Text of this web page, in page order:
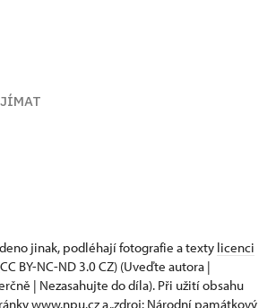
jinak, podléhají fotografie a texty licenci
BY-NC-ND 3.0 CZ) (Uveďte autora |
| Nezasahujte do díla). Při užití obsahu
www.npu.cz a „zdroj: Národní památkový